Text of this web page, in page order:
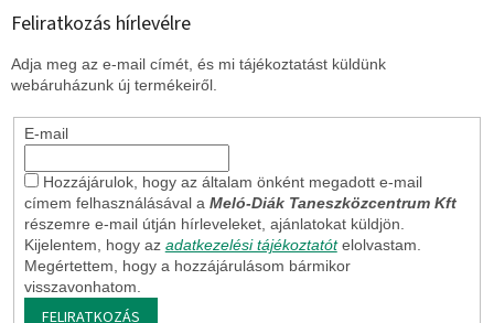
Feliratkozás hírlevélre
Adja meg az e-mail címét, és mi tájékoztatást küldünk
webáruházunk új termékeiről.
E-mail
Hozzájárulok, hogy az általam önként megadott e-mail
címem felhasználásával a Meló-Diák Taneszközcentrum Kft
részemre e-mail útján hírleveleket, ajánlatokat küldjön.
Kijelentem, hogy az adatkezelési tájékoztatót elolvastam.
Megértettem, hogy a hozzájárulásom bármikor
visszavonhatom.
FELIRATKOZÁS